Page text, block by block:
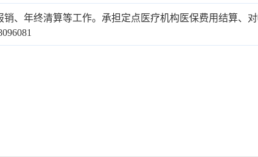
、年终清算等工作。承担定点医疗机构医保费用结算、